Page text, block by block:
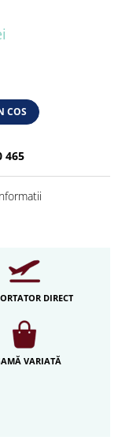
COS
465
DIRECT
VARIATĂ